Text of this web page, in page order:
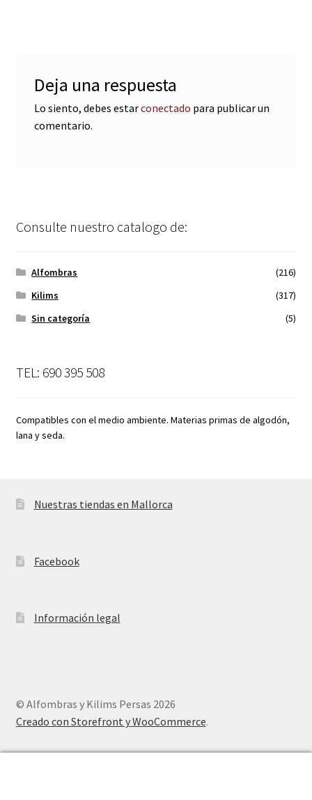
Deja una respuesta
Lo siento, debes estarconectado para publicar un
comentario.
Consulte nuestro catalogo de:
Alfombras
(216)
Kilims
(317)
Sin categoría
(5)
TEL: 690 395 508
Compatibles con el medio ambiente. Materias primas de algodón,
lana y seda.
Nuestras tiendas en Mallorca
Facebook
Información legal
© Alfombras y Kilims Persas 2026
Creado con Storefront y WooCommerce.